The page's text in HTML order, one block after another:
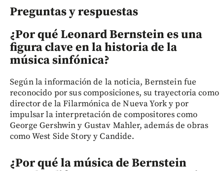
Preguntas y respuestas
¿Por qué Leonard Bernstein es una
figura clave en la historia de la
música sinfónica?
Según la información de la noticia, Bernstein fue
reconocido por sus composiciones, su trayectoria como
director de la Filarmónica de Nueva York y por
impulsar la interpretación de compositores como
George Gershwin y Gustav Mahler, además de obras
como West Side Story y Candide.
¿Por qué la música de Bernstein